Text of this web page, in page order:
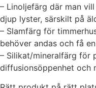
– Linoljefärg där man
djup lyster, särskilt på
– Slamfärg för
behöver andas och få
– Silikat/mineralfärg för
diffusionsöppenhet och